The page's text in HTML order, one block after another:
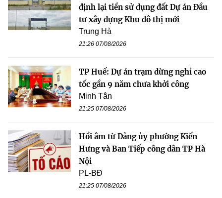
định lại tiền sử dụng đất Dự án Đầu
tư xây dựng Khu đô thị mới
Trung Hà
21:26 07/08/2026
TP Huế: Dự án trạm dừng nghỉ cao
tốc gần 9 năm chưa khởi công
Minh Tân
21:25 07/08/2026
Hồi âm từ Đảng ủy phường Kiến
Hưng và Ban Tiếp công dân TP Hà
Nội
PL-BĐ
21:25 07/08/2026